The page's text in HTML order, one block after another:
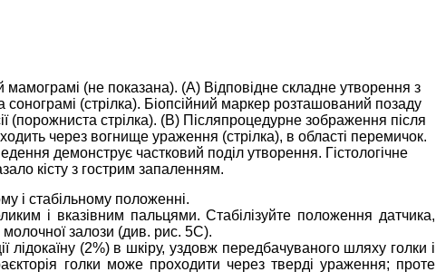
мамограмі (не показана). (А) Відповідне складне утворення з
(стрілка). Біопсійний маркер розташований позаду
(порожниста стрілка). (B) Післяпроцедурне зображення після
через вогнище ураження (стрілка), в області перемичок.
демонструє частковий поділ утворення. Гістологічне
кісту з гострим запаленням.
і стабільному положенні.
і вказівним пальцями. Стабілізуйте положення датчика,
залози (див. рис. 5C).
лідокаїну (2%) в шкіру, уздовж передбачуваного шляху голки і
голки може проходити через тверді ураження; проте